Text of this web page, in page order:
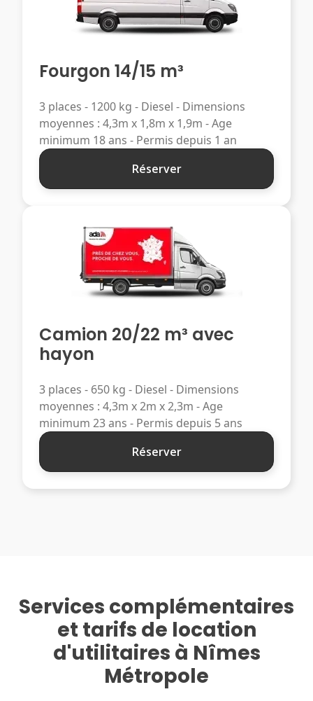
Fourgon 14/15 m³
3 places - 1200 kg - Diesel - Dimensions
moyennes : 4,3m x 1,8m x 1,9m - Age
minimum 18 ans - Permis depuis 1 an
Réserver
Camion 20/22 m³ avec
hayon
3 places - 650 kg - Diesel - Dimensions
moyennes : 4,3m x 2m x 2,3m - Age
minimum 23 ans - Permis depuis 5 ans
Réserver
Services complémentaires
et tarifs de location
d'utilitaires à Nîmes
Métropole